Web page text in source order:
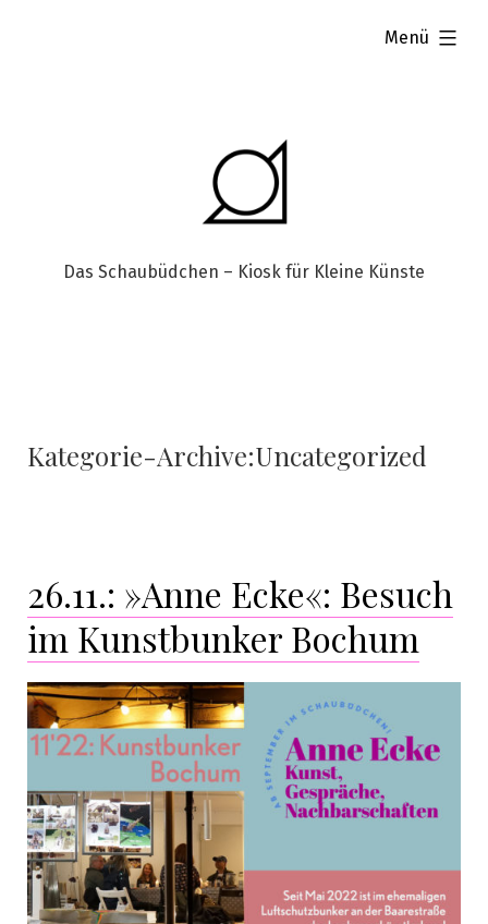
Das Schaubüdchen – Kiosk für Kleine Künste
Menü
aufgeklappt
Kategorie-Archive:Uncategorized
26.11.: »Anne Ecke«: Besuch
im Kunstbunker Bochum